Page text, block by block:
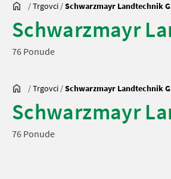
/Trgovci /Schwarzmayr Landtechnik
Schwarzmayr
76 Ponude
/Trgovci /Schwarzmayr Landtechnik
Schwarzmayr
76 Ponude